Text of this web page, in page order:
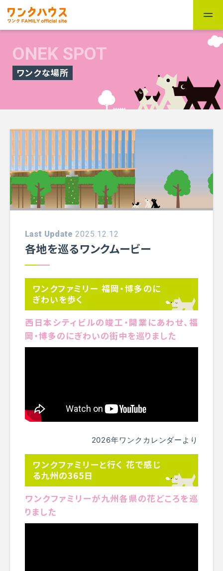
ONEK SPOT
ワンクな場所
Last Update 2025.12.12
各地を巡るワンクムービー
ワンクファミリー 福岡・博多のに
ぎわいを歩く
西日本シティビルの竣工・開業にあわせ、福
岡・博多のにぎわいの街中を巡りました
2026年ワンクカレンダーより
ワンクファミリーと行く 花で感じ
る九州の365日
ワンクファミリーが九州各県の花どころを巡
りました